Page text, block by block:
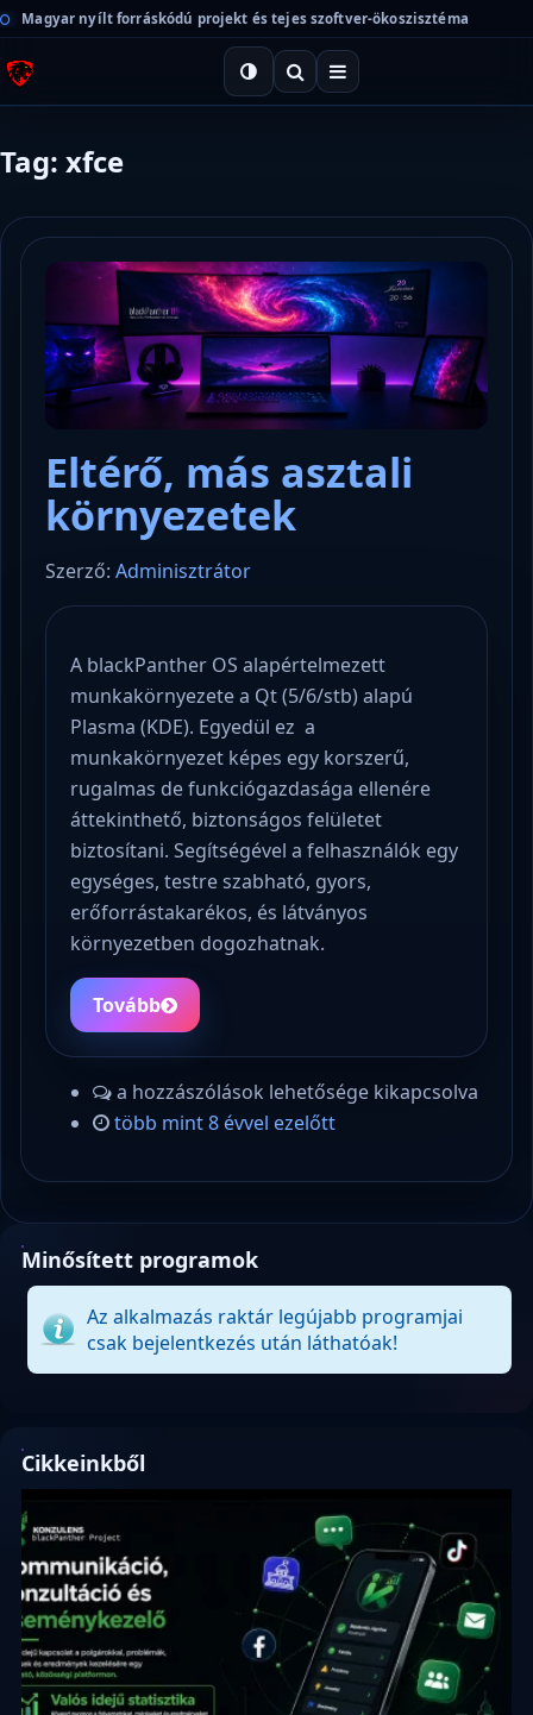
Magyar nyílt forráskódú projekt és tejes szoftver-ökoszisztéma
Tag: xfce
Eltérő, más asztali
környezetek
Szerző: Adminisztrátor
A blackPanther OS alapértelmezett
munkakörnyezete a Qt (5/6/stb) alapú
Plasma (KDE). Egyedül ez a
munkakörnyezet képes egy korszerű,
rugalmas de funkciógazdasága ellenére
áttekinthető, biztonságos felületet
biztosítani. Segítségével a felhasználók egy
egységes, testre szabható, gyors,
erőforrástakarékos, és látványos
környezetben dogozhatnak.
Tovább
a hozzászólások lehetősége kikapcsolva
több mint 8 évvel ezelőtt
Minősített programok
Az alkalmazás raktár legújabb programjai
csak bejelentkezés után láthatóak!
Cikkeinkből